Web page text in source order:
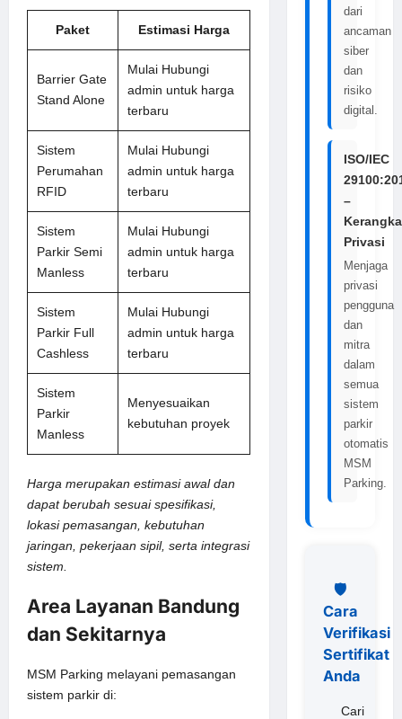
Paket Estimasi Harga
Barrier Gate
Stand Alone
Mulai Hubungi
admin untuk harga
terbaru
Sistem
Perumahan
RFID
Mulai Hubungi
admin untuk harga
terbaru
Sistem
Parkir Semi
Manless
Mulai Hubungi
admin untuk harga
terbaru
Sistem
Parkir Full
Cashless
Mulai Hubungi
admin untuk harga
terbaru
Sistem
Parkir
Manless
Menyesuaikan
kebutuhan proyek
Harga merupakan estimasi awal dan
dapat berubah sesuai spesifikasi,
lokasi pemasangan, kebutuhan
jaringan, pekerjaan sipil, serta integrasi
sistem.
Area Layanan Bandung
dan Sekitarnya
MSM Parking melayani pemasangan
sistem parkir di:
dari
ancaman
siber
dan
risiko
digital.
ISO/IEC
–
Kerangka
Privasi
Menjaga
privasi
pengguna
dan
mitra
dalam
semua
sistem
parkir
otomatis
MSM
Parking.
🛡️
Cara
Verifikasi
Sertifikat
Anda
Cari